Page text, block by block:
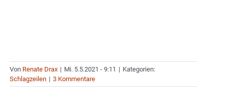
Von Renate Drax | Mi. 5.5.2021 - 9:11 | Kategorien:
Schlagzeilen | 3 Kommentare